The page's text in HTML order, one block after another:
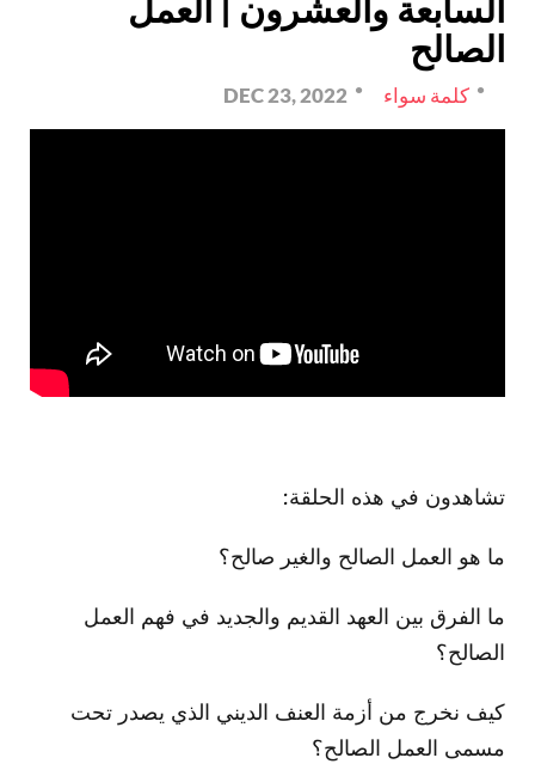
السابعة والعشرون | العمل
الصالح
كلمة سواء DEC 23, 2022
تشاهدون في هذه الحلقة:
ما هو العمل الصالح والغير صالح؟
ما الفرق بين العهد القديم والجديد في فهم العمل
الصالح؟
كيف نخرج من أزمة العنف الديني الذي يصدر تحت
مسمى العمل الصالح؟